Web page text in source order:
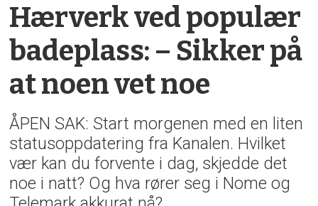
Hærverk ved populær
badeplass: – Sikker på
at noen vet noe
ÅPEN SAK: Start morgenen med en liten
statusoppdatering fra Kanalen. Hvilket
vær kan du forvente i dag, skjedde det
noe i natt? Og hva rører seg i Nome og